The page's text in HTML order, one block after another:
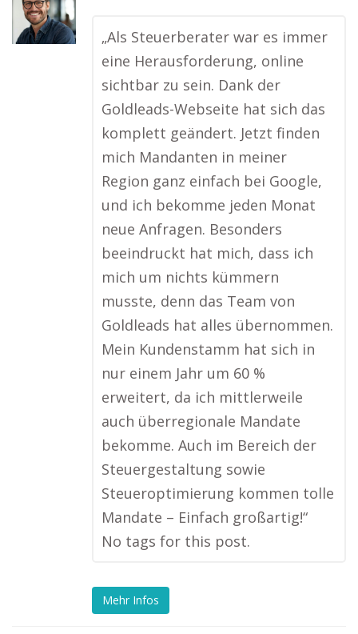
„Als Steuerberater war es immer
eine Herausforderung, online
sichtbar zu sein. Dank der
Goldleads-Webseite hat sich das
komplett geändert. Jetzt finden
mich Mandanten in meiner
Region ganz einfach bei Google,
und ich bekomme jeden Monat
neue Anfragen. Besonders
beeindruckt hat mich, dass ich
mich um nichts kümmern
musste, denn das Team von
Goldleads hat alles übernommen.
Mein Kundenstamm hat sich in
nur einem Jahr um 60 %
erweitert, da ich mittlerweile
auch überregionale Mandate
bekomme. Auch im Bereich der
Steuergestaltung sowie
Steueroptimierung kommen tolle
Mandate – Einfach großartig!“
No tags for this post.
Mehr Infos